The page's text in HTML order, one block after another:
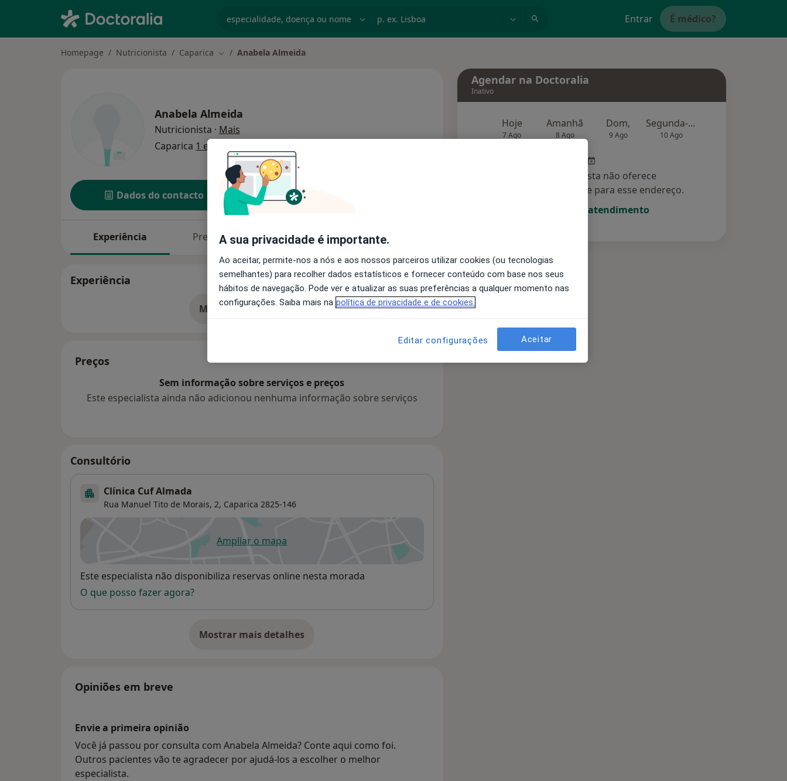
Entrar É médico?
Homepage Nutricionista Caparica Mudar de cidade
Anabela Almeida
Anabela Almeida
Nutricionista · Mais
Caparica 1 endereço
Dados do contacto Solicite um atendimento
Experiência Preços Consultórios Opiniões
Experiência
Mostrar mais detalhes
Preços
Sem informação sobre serviços e preços
Este especialista ainda não adicionou nenhuma informação sobre serviços
Consultório
Clínica Cuf Almada
Rua Manuel Tito de Morais, 2, Caparica 2825-146
Ampliar o mapaabre num novo separador
Disponibilidade
Este especialista não disponibiliza reservas online nesta morada
O que posso fazer agora?
Mostrar mais detalhes
sobre o endereço
Opiniões em breve
Envie a primeira opinião
Você já passou por consulta com Anabela Almeida? Conte aqui como foi.
Outros pacientes vão te agradecer por ajudá-los a escolher o melhor
especialista.
Agendar na Doctoralia
Inativo
Hoje
7 Ago
Amanhã
8 Ago
Dom,
9 Ago
Segunda-feira
10 Ago
Esse especialista não oferece
agendamento online para esse endereço.
Solicite um atendimento
A sua privacidade é importante.
Ao aceitar, permite-nos a nós e aos nossos parceiros utilizar cookies (ou tecnologias
semelhantes) para recolher dados estatísticos e fornecer conteúdo com base nos seus
hábitos de navegação. Pode ver e atualizar as suas preferências a qualquer momento nas
configurações. Saiba mais na política de privacidade e de cookies.
Editar configurações Aceitar